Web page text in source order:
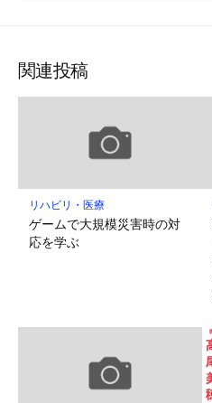
関連投稿
リハビリ・医療
ゲームで大規模災害時の対
応を学ぶ